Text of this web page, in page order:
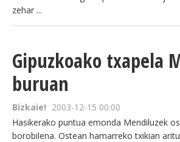
zehar ...
Gipuzkoako txapela
buruan
Bizkaie! 2003-12-15 00:00
Hasikerako puntua emonda Mendiluzek
borobilena. Ostean hamarreko txikian